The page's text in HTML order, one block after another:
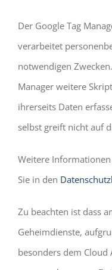
Der Google Tag
verarbeitet
notwendigen
Manager weitere
ihrerseits Daten
selbst greift nicht auf
Weitere
Sie in den
Zu beachten ist dass
Geheimdienste,
besonders dem